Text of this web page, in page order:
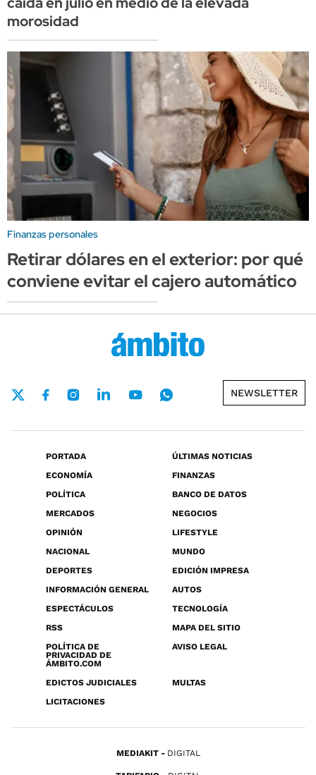
morosidad
Finanzas personales
Retirar dólares en el exterior: por qué
conviene evitar el cajero automático
NEWSLETTER
PORTADA
ÚLTIMAS NOTICIAS
ECONOMÍA
FINANZAS
POLÍTICA
BANCO DE DATOS
MERCADOS
NEGOCIOS
OPINIÓN
LIFESTYLE
NACIONAL
MUNDO
DEPORTES
EDICIÓN IMPRESA
INFORMACIÓN GENERAL
AUTOS
ESPECTÁCULOS
TECNOLOGÍA
RSS
MAPA DEL SITIO
POLÍTICA DE
PRIVACIDAD DE
ÁMBITO.COM
AVISO LEGAL
EDICTOS JUDICIALES
MULTAS
LICITACIONES
MEDIAKIT DIGITAL